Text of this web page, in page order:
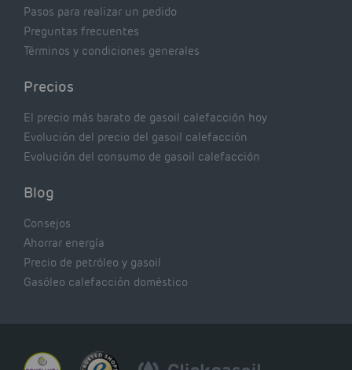
Pasos para realizar un pedido
Preguntas frecuentes
Términos y condiciones generales
Precios
El precio más barato de gasoil calefacción hoy
Evolución del precio del gasoil calefacción
Evolución del consumo de gasoil calefacción
Blog
Consejos
Ahorrar energía
Precio de petróleo y gasoil
Gasóleo calefacción doméstico